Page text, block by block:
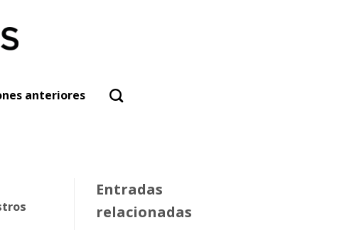
anteriores
Entradas
relacionadas